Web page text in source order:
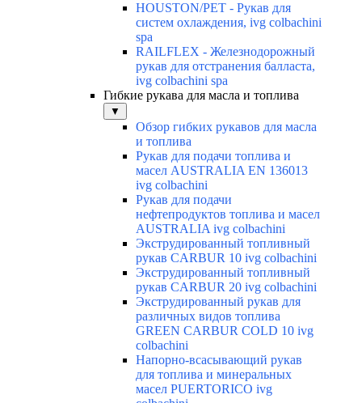
HOUSTON/PET - Рукав для
систем охлаждения, ivg colbachini
spa
RAILFLEX - Железнодорожный
рукав для отстранения балласта,
ivg colbachini spa
Гибкие рукава для масла и топлива
▼
Обзор гибких рукавов для масла
и топлива
Рукав для подачи топлива и
масел AUSTRALIA EN 136013
ivg colbachini
Рукав для подачи
нефтепродуктов топлива и масел
AUSTRALIA ivg colbachini
Экструдированный топливный
рукав CARBUR 10 ivg colbachini
Экструдированный топливный
рукав CARBUR 20 ivg colbachini
Экструдированный рукав для
различных видов топлива
GREEN CARBUR COLD 10 ivg
colbachini
Напорно-всасывающий рукав
для топлива и минеральных
масел PUERTORICO ivg